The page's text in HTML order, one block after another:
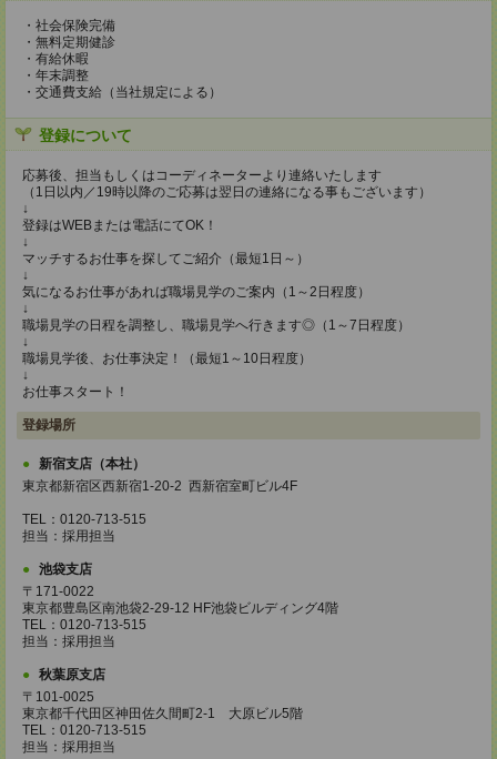
・社会保険完備
・無料定期健診
・有給休暇
・年末調整
・交通費支給（当社規定による）
登録について
応募後、担当もしくはコーディネーターより連絡いたします
（1日以内／19時以降のご応募は翌日の連絡になる事もございます）
↓
登録はWEBまたは電話にてOK！
↓
マッチするお仕事を探してご紹介（最短1日～）
↓
気になるお仕事があれば職場見学のご案内（1～2日程度）
↓
職場見学の日程を調整し、職場見学へ行きます◎（1～7日程度）
↓
職場見学後、お仕事決定！（最短1～10日程度）
↓
お仕事スタート！
登録場所
新宿支店（本社）
東京都新宿区西新宿1-20-2 西新宿室町ビル4F
TEL：0120-713-515
担当：採用担当
池袋支店
〒171-0022
東京都豊島区南池袋2-29-12 HF池袋ビルディング4階
TEL：0120-713-515
担当：採用担当
秋葉原支店
〒101-0025
東京都千代田区神田佐久間町2-1 大原ビル5階
TEL：0120-713-515
担当：採用担当